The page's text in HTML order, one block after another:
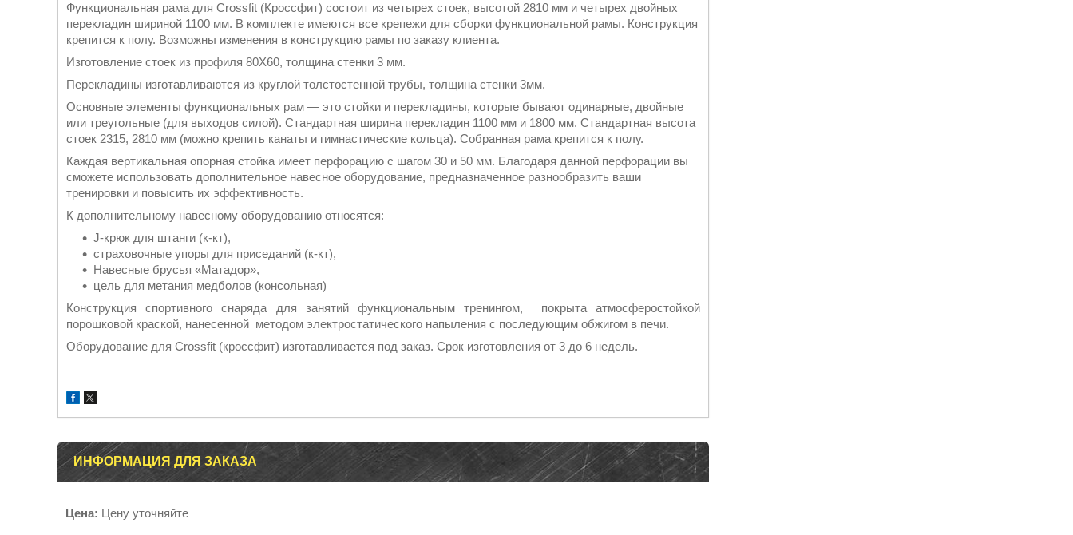
Функциональная рама для Crossfit (Кроссфит) состоит из четырех стоек, высотой 2810 мм и четырех двойных
перекладин шириной 1100 мм. В комплекте имеются все крепежи для сборки функциональной рамы. Конструкция
крепится к полу. Возможны изменения в конструкцию рамы по заказу клиента.
Изготовление стоек из профиля 80Х60, толщина стенки 3 мм.
Перекладины изготавливаются из круглой толстостенной трубы, толщина стенки 3мм.
Основные элементы функциональных рам — это стойки и перекладины, которые бывают одинарные, двойные
или треугольные (для выходов силой). Стандартная ширина перекладин 1100 мм и 1800 мм. Стандартная высота
стоек 2315, 2810 мм (можно крепить канаты и гимнастические кольца). Собранная рама крепится к полу.
Каждая вертикальная опорная стойка имеет перфорацию с шагом 30 и 50 мм. Благодаря данной перфорации вы
сможете использовать дополнительное навесное оборудование, предназначенное разнообразить ваши
тренировки и повысить их эффективность.
К дополнительному навесному оборудованию относятся:
J-крюк для штанги (к-кт),
страховочные упоры для приседаний (к-кт),
Навесные брусья «Матадор»,
цель для метания медболов (консольная)
Конструкция спортивного снаряда для занятий функциональным тренингом, покрыта атмосферостойкой
порошковой краской, нанесенной методом электростатического напыления с последующим обжигом в печи.
Оборудование для Crossfit (кроссфит) изготавливается под заказ. Срок изготовления от 3 до 6 недель.
ИНФОРМАЦИЯ ДЛЯ ЗАКАЗА
Цена: Цену уточняйте